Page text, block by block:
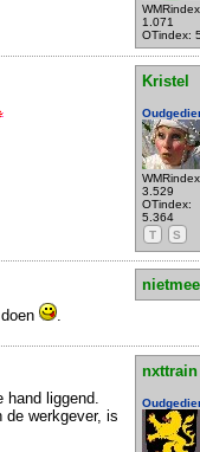
1.071
OTindex:
Kristel
3.529
OTindex:
5.364
T
S
.
nxttrain
liggend.
de werkgever, is